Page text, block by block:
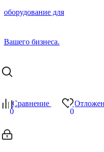
Сравнение
0
0